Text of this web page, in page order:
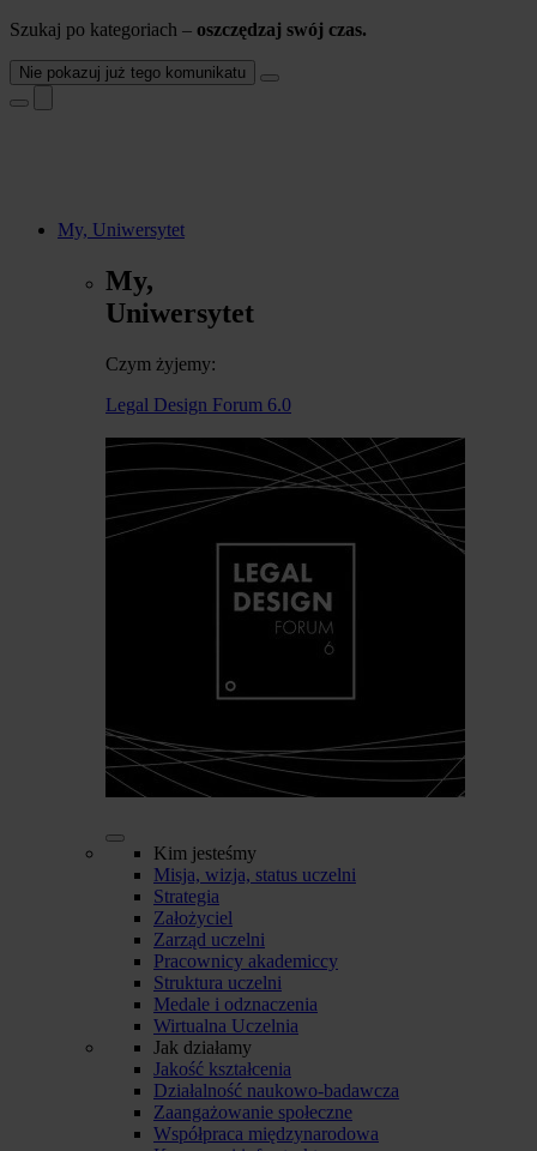
Szukaj po kategoriach – oszczędzaj swój czas.
Nie pokazuj już tego komunikatu
My, Uniwersytet
My,
Uniwersytet
Czym żyjemy:
Legal Design Forum 6.0
Kim jesteśmy
Misja, wizja, status uczelni
Strategia
Założyciel
Zarząd uczelni
Pracownicy akademiccy
Struktura uczelni
Medale i odznaczenia
Wirtualna Uczelnia
Jak działamy
Jakość kształcenia
Działalność naukowo-badawcza
Zaangażowanie społeczne
Współpraca międzynarodowa